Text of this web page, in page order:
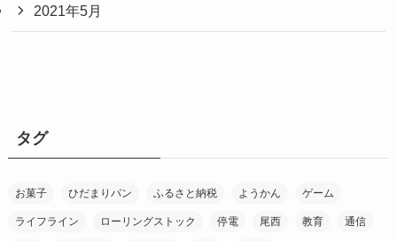
2021年5月
タグ
お菓子 ひだまりパン ふるさと納税 ようかん ゲーム
ライフライン ローリングストック 停電 尾西 教育 通信